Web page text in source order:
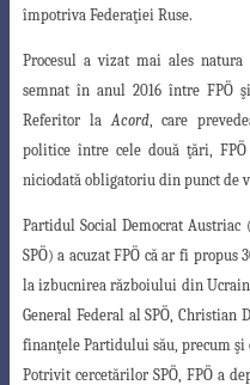
împotriva Federaţiei Ruse.
Procesul a vizat mai ales
semnat în anul 2016 între FPÖ
Referitor la Acord, care
politice între cele două ţări,
niciodată obligatoriu din punct de
Partidul Social Democrat Austriac (
SPÖ) a acuzat FPÖ că ar fi propus
la izbucnirea războiului din
General Federal al SPÖ, Christian
finanţele Partidului său, precum
Potrivit cercetărilor SPÖ, FPÖ a